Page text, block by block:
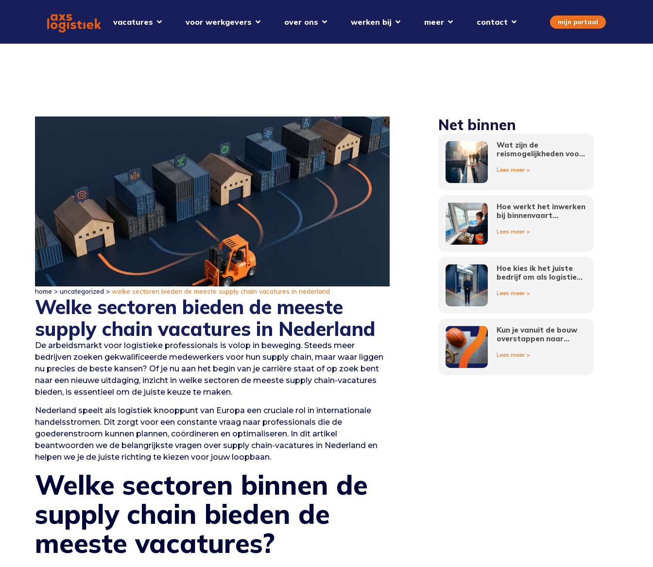
vacatures voor werkgevers over ons werken bij meer contact mijn portaal
home > uncategorized > welke sectoren bieden de meeste supply chain vacatures in nederland
Welke sectoren bieden de meeste
supply chain vacatures in Nederland
De arbeidsmarkt voor logistieke professionals is volop in beweging. Steeds meer
bedrijven zoeken gekwalificeerde medewerkers voor hun supply chain, maar waar liggen
nu precies de beste kansen? Of je nu aan het begin van je carrière staat of op zoek bent
naar een nieuwe uitdaging, inzicht in welke sectoren de meeste supply chain-vacatures
bieden, is essentieel om de juiste keuze te maken.
Nederland speelt als logistiek knooppunt van Europa een cruciale rol in internationale
handelsstromen. Dit zorgt voor een constante vraag naar professionals die de
goederenstroom kunnen plannen, coördineren en optimaliseren. In dit artikel
beantwoorden we de belangrijkste vragen over supply chain-vacatures in Nederland en
helpen we je de juiste richting te kiezen voor jouw loopbaan.
Welke sectoren binnen de
supply chain bieden de
meeste vacatures?
Net binnen
Wat zijn de
reismogelijkheden voor
medewerker in
Lees meer >
Hoe werkt het inwerken
bij binnenvaart
Lees meer >
Hoe kies ik het juiste
bedrijf om als logistiek
Amsterdam te werken?
Lees meer >
Kun je vanuit de bouw
overstappen naar
Lees meer >